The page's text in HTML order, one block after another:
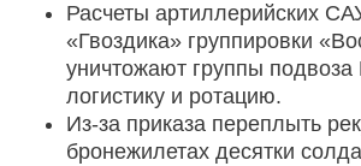
Расчеты артиллерийских
«Гвоздика» группировки
уничтожают группы
логистику и ротацию.
Из-за приказа переплыть
бронежилетах десятки